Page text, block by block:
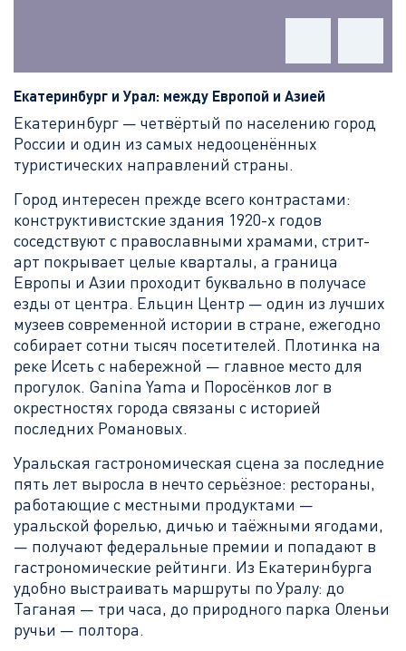
Екатеринбург и Урал: между Европой и Азией
Екатеринбург — четвёртый по населению город
России и один из самых недооценённых
туристических направлений страны.
Город интересен прежде всего контрастами:
конструктивистские здания 1920-х годов
соседствуют с православными храмами, стрит-
арт покрывает целые кварталы, а граница
Европы и Азии проходит буквально в получасе
езды от центра. Ельцин Центр — один из лучших
музеев современной истории в стране, ежегодно
собирает сотни тысяч посетителей. Плотинка на
реке Исеть с набережной — главное место для
прогулок. Ganina Yama и Поросёнков лог в
окрестностях города связаны с историей
последних Романовых.
Уральская гастрономическая сцена за последние
пять лет выросла в нечто серьёзное: рестораны,
работающие с местными продуктами —
уральской форелью, дичью и таёжными ягодами,
— получают федеральные премии и попадают в
гастрономические рейтинги. Из Екатеринбурга
удобно выстраивать маршруты по Уралу: до
Таганая — три часа, до природного парка Оленьи
ручьи — полтора.